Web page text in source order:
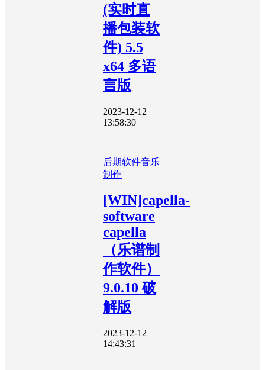
(实时直
播包装软
件) 5.5
x64 多语
言版
2023-12-12
13:58:30
后期软件音乐
制作
[WIN]capella-
software
capella
（乐谱制
作软件）
9.0.10 破
解版
2023-12-12
14:43:31